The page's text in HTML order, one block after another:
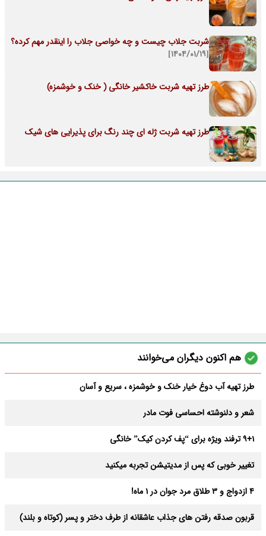
شربت جلاب چیست و چه خواصی جلاب را اینقدر مهم کرده؟
[۱۴۰۴/۰۱/۱۹]
طرز تهیه شربت خاکشیر خانگی ( خنک و خوشمزه)
طرز تهیه شربت ژله ای چند رنگ برای پذیرایی های شیک
هم اکنون دیگران می‌خوانند
طرز تهیه آب دوغ خیار خنک و خوشمزه ، سریع و آسان
شعر و دلنوشته احساسی فوت مادر
9+1 ترفند ویژه برای “پف کردن کیک” خانگی
تغییر خوبی که پس از مدیتیشن تجربه میکنید
4 ازدواج و 3 طلاق مرد جوان در 1 ماه!
قربون صدقه رفتن های جذاب عاشقانه از طرف دختر و پسر (کوتاه و بلند)